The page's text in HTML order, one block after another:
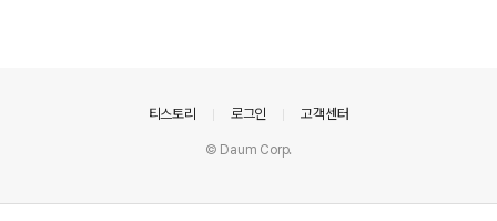
티스토리 로그인 고객센터
© Daum Corp.